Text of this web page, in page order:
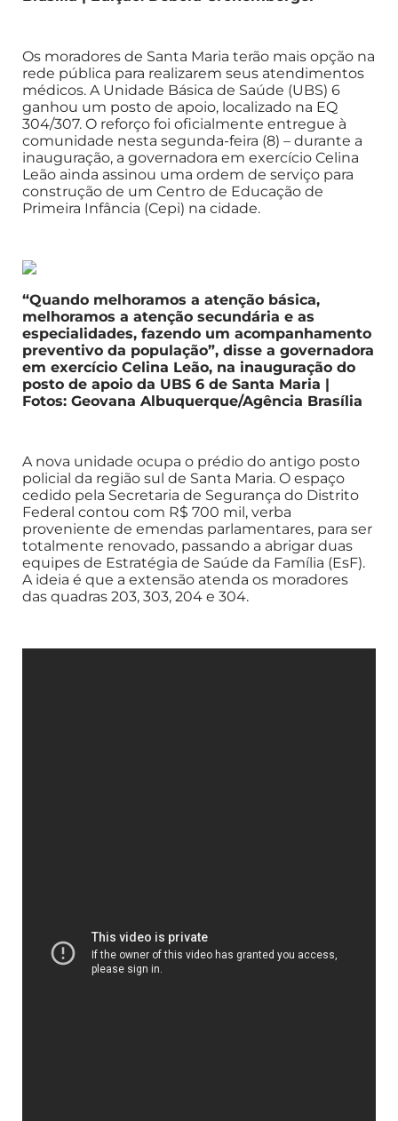
Os moradores de Santa Maria terão mais opção na
rede pública para realizarem seus atendimentos
médicos. A Unidade Básica de Saúde (UBS) 6
ganhou um posto de apoio, localizado na EQ
304/307. O reforço foi oficialmente entregue à
comunidade nesta segunda-feira (8) – durante a
inauguração, a governadora em exercício Celina
Leão ainda assinou uma ordem de serviço para
construção de um Centro de Educação de
Primeira Infância (Cepi) na cidade.
“Quando melhoramos a atenção básica,
melhoramos a atenção secundária e as
especialidades, fazendo um acompanhamento
preventivo da população”, disse a governadora
em exercício Celina Leão, na inauguração do
posto de apoio da UBS 6 de Santa Maria |
Fotos: Geovana Albuquerque/Agência Brasília
A nova unidade ocupa o prédio do antigo posto
policial da região sul de Santa Maria. O espaço
cedido pela Secretaria de Segurança do Distrito
Federal contou com R$ 700 mil, verba
proveniente de emendas parlamentares, para ser
totalmente renovado, passando a abrigar duas
equipes de Estratégia de Saúde da Família (EsF).
A ideia é que a extensão atenda os moradores
das quadras 203, 303, 204 e 304.